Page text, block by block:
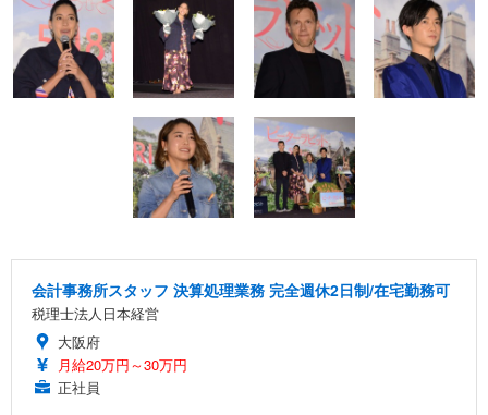
会計事務所スタッフ 決算処理業務 完全週休2日制/在宅勤務可
税理士法人日本経営
大阪府
月給20万円～30万円
正社員